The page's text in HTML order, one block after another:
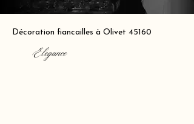
Décoration fiancailles à Olivet 45160
Elegance